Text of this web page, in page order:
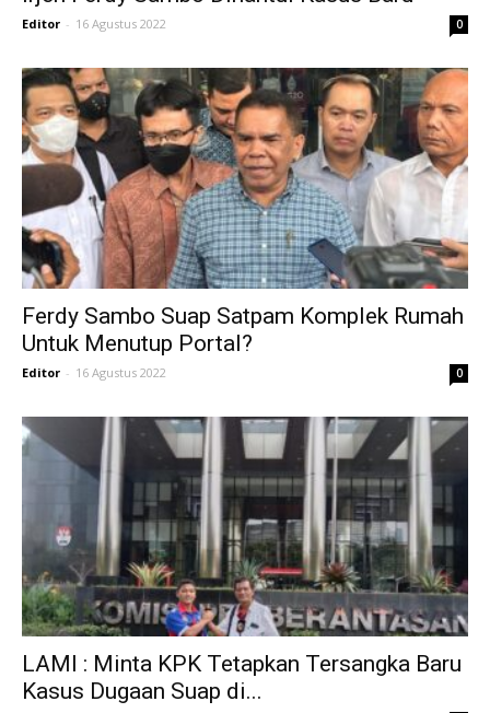
Editor - 16 Agustus 2022 0
Ferdy Sambo Suap Satpam Komplek Rumah
Untuk Menutup Portal?
Editor - 16 Agustus 2022 0
LAMI : Minta KPK Tetapkan Tersangka Baru
Kasus Dugaan Suap di...